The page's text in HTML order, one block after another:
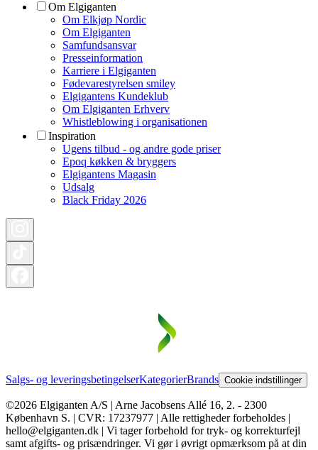
Om Elgiganten
Om Elkjøp Nordic
Om Elgiganten
Samfundsansvar
Presseinformation
Karriere i Elgiganten
Fødevarestyrelsen smiley
Elgigantens Kundeklub
Om Elgiganten Erhverv
Whistleblowing i organisationen
Inspiration
Ugens tilbud - og andre gode priser
Epoq køkken & bryggers
Elgigantens Magasin
Udsalg
Black Friday 2026
Salgs- og leveringsbetingelserKategorierBrands Cookie indstillinger
©2026 Elgiganten A/S | Arne Jacobsens Allé 16, 2. - 2300
København S. | CVR: 17237977 | Alle rettigheder forbeholdes |
hello@elgiganten.dk | Vi tager forbehold for tryk- og korrekturfejl
samt afgifts- og prisændringer. Vi gør i øvrigt opmærksom på at din